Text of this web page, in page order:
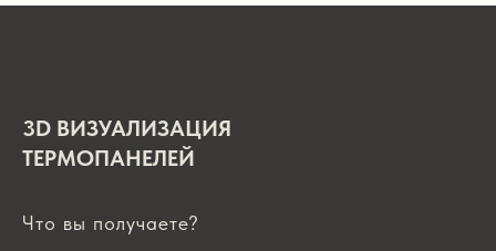
3D ВИЗУАЛИЗАЦИЯ
ТЕРМОПАНЕЛЕЙ
Что вы получаете?